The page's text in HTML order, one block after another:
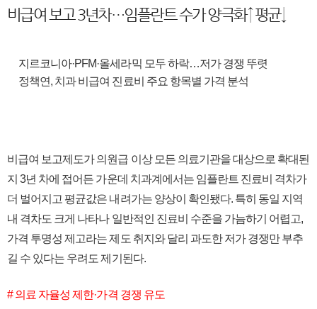
비급여 보고 3년차…임플란트 수가 양극화↑ 평균↓
지르코니아·PFM·올세라믹 모두 하락…저가 경쟁 뚜렷
정책연, 치과 비급여 진료비 주요 항목별 가격 분석
비급여 보고제도가 의원급 이상 모든 의료기관을 대상으로 확대된
지 3년 차에 접어든 가운데 치과계에서는 임플란트 진료비 격차가
더 벌어지고 평균값은 내려가는 양상이 확인됐다. 특히 동일 지역
내 격차도 크게 나타나 일반적인 진료비 수준을 가늠하기 어렵고,
가격 투명성 제고라는 제도 취지와 달리 과도한 저가 경쟁만 부추
길 수 있다는 우려도 제기된다.
# 의료 자율성 제한·가격 경쟁 유도